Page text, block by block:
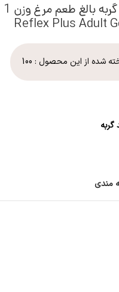
غذا خشک گورمت رفلکس پلاس گربه بالغ طعم مرغ وزن 1
شده از این محصول : 100
مندی